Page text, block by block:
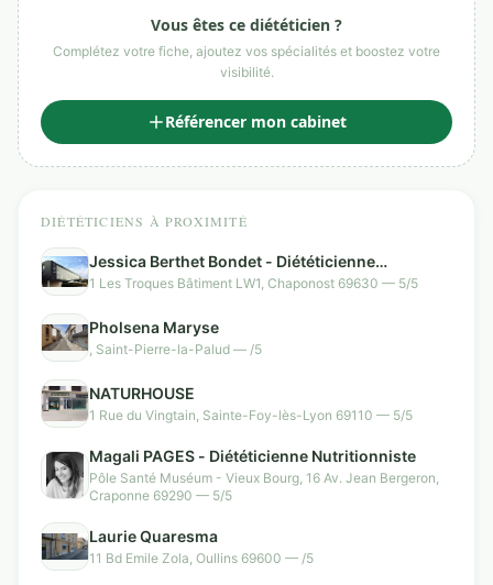
Vous êtes ce diététicien ?
Complétez votre fiche, ajoutez vos spécialités et boostez votre
visibilité.
Référencer mon cabinet
DIÉTÉTICIENS À PROXIMITÉ
Jessica Berthet Bondet - Diététicienne
Nutritionniste Chaponost
1 Les Troques Bâtiment LW1, Chaponost 69630 — 5/5
Pholsena Maryse
, Saint-Pierre-la-Palud — /5
NATURHOUSE
1 Rue du Vingtain, Sainte-Foy-lès-Lyon 69110 — 5/5
Magali PAGES - Diététicienne Nutritionniste
Pôle Santé Muséum - Vieux Bourg, 16 Av. Jean Bergeron,
Craponne 69290 — 5/5
Laurie Quaresma
11 Bd Emile Zola, Oullins 69600 — /5